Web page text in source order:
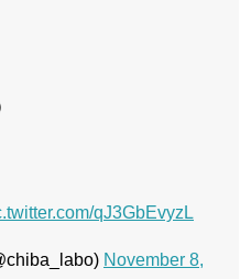
qJ3GbEvyzL
November 8,